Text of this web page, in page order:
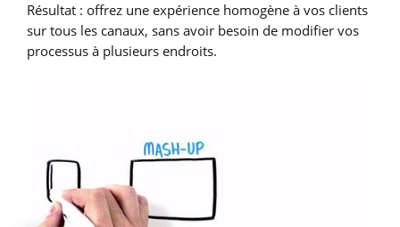
Résultat : offrez une expérience homogène à vos clients
sur tous les canaux, sans avoir besoin de modifier vos
processus à plusieurs endroits.